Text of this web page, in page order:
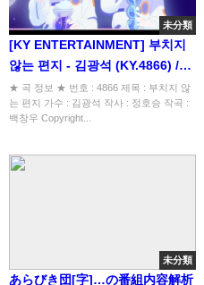
未分類
[KY ENTERTAINMENT] 부치지
않는 편지 - 김광석 (KY.4866) /
KY Karaoke
★ 곡 정보 ★ 번호 : 4866 제목 : 부치지 않
는 편지 가수 : 김광석 작사 : 정호승 작곡 :
백창우 Copyright...
未分類
あらびき団[字]…の番組内容解析